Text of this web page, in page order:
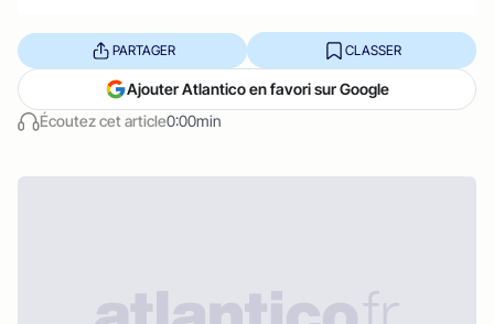
Écoutez cet article0:00min
PARTAGER CLASSER
Ajouter Atlantico en favori sur Google